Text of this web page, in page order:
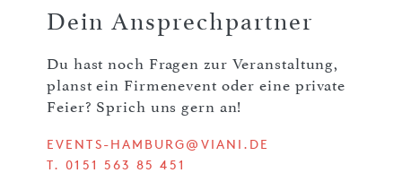
Dein Ansprechpartner
Du hast noch Fragen zur Veranstaltung,
planst ein Firmenevent oder eine private
Feier? Sprich uns gern an!
EVENTS-HAMBURG@VIANI.DE
T. 0151 563 85 451